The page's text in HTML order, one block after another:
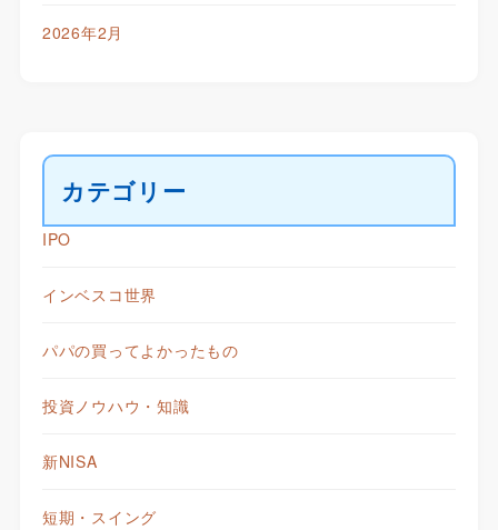
2026年2月
カテゴリー
IPO
インベスコ世界
パパの買ってよかったもの
投資ノウハウ・知識
新NISA
短期・スイング